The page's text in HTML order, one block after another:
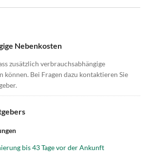
Nebenkosten
zusätzlich verbrauchsabhängige
können. Bei Fragen dazu kontaktieren Sie
bis 43 Tage vor der Ankunft